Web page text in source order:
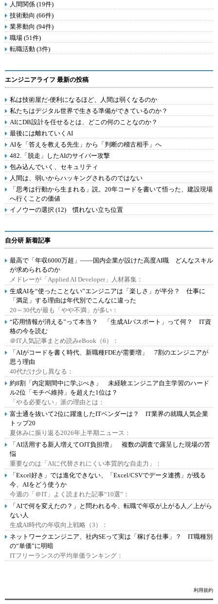
人間関係 (19件)
技術動向 (66件)
業界動向 (94件)
職場 (51件)
転職活動 (3件)
エンジニアライフ 最新の投稿
私は技術屋だ-便利になるほど、人間は弱くなるのか
私たちはデジタル世界で生きる準備ができているのか？
AIにDB設計を任せるとは、どこの何のことなのか？
最後には離れていくAI
AIを「答えを教える先生」から「判断の稽古相手」へ
482.「脱走」したAIのサイバー攻撃
包み込んでいく、セキュリティ
人間は、弱いからハッキングされるのではない
「思考は行動から生まれる」説。20年コードを書いて悟った、建設現場
へ行くことの価値
イノウーの選択 (12) 慣れない立ち位置
自分研 新着記事
最高で「年収6000万超」――国内企業が設けた高度AI職 どんなスキル
が求められるのか
メドレーが「Applied AI Developer」人材募集：
生成AIを“使ったことない”エンジニアは「楽しさ」が半分？ 仕事に
「満足」する理由は年代別でこんなに違った
20～30代が最も「やや不満」が多い：
“応用情報が消える”って本当？ 「生成AIパスポート」って何？ IT資
格の今を読む
＠IT人気記事まとめ読みeBook（6）：
「AIがコードを書く時代、新職種FDEが需要増」 7割のエンジニアが
思う理由
40代だけ少し異なる：
約8割「内定期間中に学ぶべき」 未経験エンジニア自主学習のハード
ル2位「モチベ維持」を超えた1位は？
「やる必要ない」派の理由とは：
富士通を抜いて2位に躍進したITベンダーは？ IT業界の就職人気企業
トップ20
夏休みに振り返る2026年上半期ニュース：
「AI活用する新人増えてOJT負担増」 複数の調査で露呈した現場の苦
悩
重要なのは「AIに代替されにくい本質的な自走力」：
「Excel好き」では進化できない、「Excel/CSVでデータ連携」が残る
今、AIをどう使うか
今週の「＠IT」よく読まれた記事“10選”：
「AIで何を変えたの？」と問われる今、転職で年収が上がる人／上がら
ない人
生成AI時代の年収向上戦略（3）：
ネットワークエンジニア、社内SEって実は「稼げる仕事」？ IT職種別
の“単価”に明暗
ITフリーランスの平均単価ランキング：
利用規約